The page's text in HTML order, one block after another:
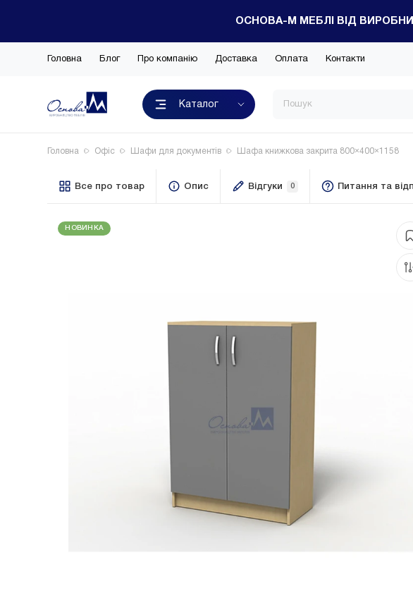
ОСНОВА-М МЕБЛІ ВІД
Головна Блог Про компанію Доставка Оплата Контакти
Каталог
Головна Офіс Шафи для документів Шафа книжкова закрита 800×400×1158
Все про товар Опис Відгуки 0 Питання та
НОВИНКА